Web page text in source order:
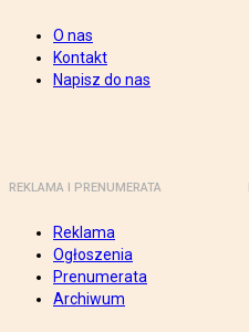
O nas
Kontakt
Napisz do nas
REKLAMA I PRENUMERATA
Reklama
Ogłoszenia
Prenumerata
Archiwum